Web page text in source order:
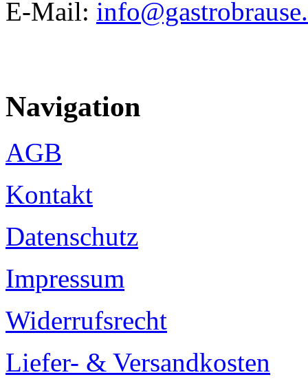
E-Mail:
Navigation
AGB
Kontakt
Datenschutz
Impressum
Widerrufsrecht
Liefer- & Versandkosten